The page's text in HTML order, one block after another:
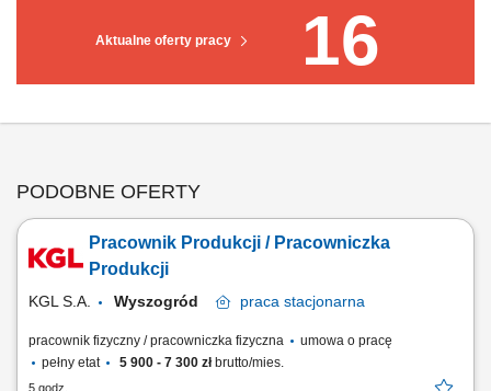
Aktualne oferty pracy 16
PODOBNE OFERTY
Pracownik Produkcji / Pracowniczka
Produkcji
KGL S.A. Wyszogród praca stacjonarna
pracownik fizyczny / pracowniczka fizyczna
umowa o pracę
pełny etat
5 900 - 7 300 złbrutto/mies.
5 godz.